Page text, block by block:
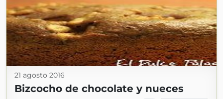
21 agosto 2016
Bizcocho de chocolate y nueces